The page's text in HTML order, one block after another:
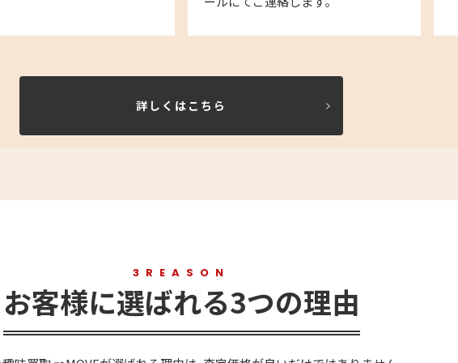
詳しくはこちら
3REASON
お客様に選ばれる3つの理由